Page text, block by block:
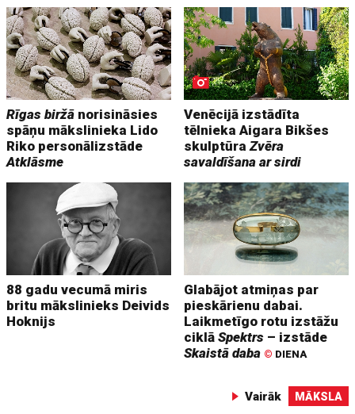
Rīgas biržā norisināsies
spāņu mākslinieka Lido
Riko personālizstāde
Atklāsme
Venēcijā izstādīta
tēlnieka Aigara Bikšes
skulptūraZvēra
savaldīšana ar sirdi
88 gadu vecumā miris
britu mākslinieks Deivids
Hoknijs
Glabājot atmiņas par
pieskārienu dabai.
Laikmetīgo rotu izstāžu
ciklāSpektrs – izstāde
Skaistā daba © DIENA
Vairāk MĀKSLA